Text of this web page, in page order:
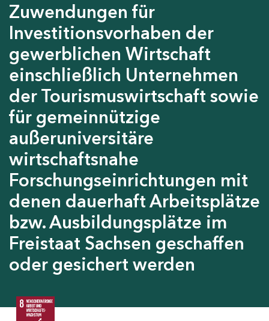
Zuwendungen für
Investitionsvorhaben der
gewerblichen Wirtschaft
einschließlich Unternehmen
der Tourismuswirtschaft sowie
für gemeinnützige
außeruniversitäre
wirtschaftsnahe
Forschungseinrichtungen mit
denen dauerhaft Arbeitsplätze
bzw. Ausbildungsplätze im
Freistaat Sachsen geschaffen
oder gesichert werden